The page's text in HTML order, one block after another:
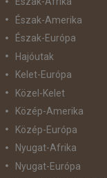
Észak-Amerika
Észak-Európa
Hajóutak
Kelet-Európa
Közel-Kelet
Közép-Amerika
Közép-Európa
Nyugat-Afrika
Nyugat-Európa